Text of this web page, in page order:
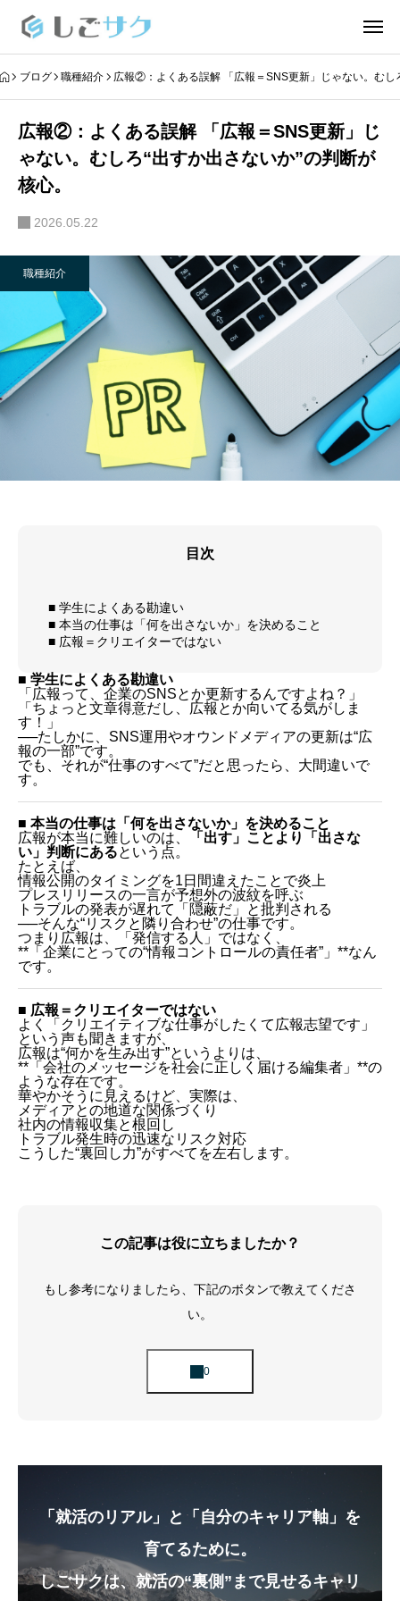
ブログ 職種紹介 広報②：よくある誤解 「広報＝SNS更新」じゃない。むし
広報②：よくある誤解 「広報＝SNS更新」じ
ゃない。むしろ“出すか出さないか”の判断が
核心。
2026.05.22
職種紹介
目次
■ 学生によくある勘違い
■ 本当の仕事は「何を出さないか」を決めること
■ 広報＝クリエイターではない
■ 学生によくある勘違い
「広報って、企業のSNSとか更新するんですよね？」
「ちょっと文章得意だし、広報とか向いてる気がしま
す！」
──たしかに、SNS運用やオウンドメディアの更新は“広
報の一部”です。
でも、それが“仕事のすべて”だと思ったら、大間違いで
す。
■ 本当の仕事は「何を出さないか」を決めること
広報が本当に難しいのは、
「出す」ことより「出さな
い」判断にあるという点。
たとえば、
情報公開のタイミングを1日間違えたことで炎上
プレスリリースの一言が予想外の波紋を呼ぶ
トラブルの発表が遅れて「隠蔽だ」と批判される
──そんな“リスクと隣り合わせ”の仕事です。
つまり広報は、「発信する人」ではなく、
**「企業にとっての“情報コントロールの責任者”」**なん
です。
■ 広報＝クリエイターではない
よく「クリエイティブな仕事がしたくて広報志望です」
という声も聞きますが、
広報は“何かを生み出す”というよりは、
**「会社のメッセージを社会に正しく届ける編集者」**の
ような存在です。
華やかそうに見えるけど、実際は、
メディアとの地道な関係づくり
社内の情報収集と根回し
トラブル発生時の迅速なリスク対応
こうした“裏回し力”がすべてを左右します。
この記事は役に立ちましたか？
もし参考になりましたら、下記のボタンで教えてくださ
い。
「就活のリアル」と「自分のキャリア軸」を
育てるために。
しごサクは、就活の“裏側”まで見せるキャリ